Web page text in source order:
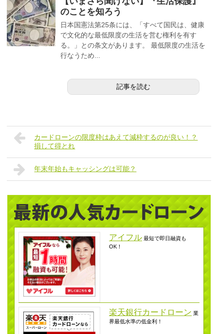
のことを知ろう
日本国憲法第25条には、「すべて国民は、健康
で文化的な最低限度の生活を営む権利を有す
る。」との条文があります。 最低限度の生活を
行なうため...
記事を読む
カードローンの限度枠はあえて減枠するのが良い！？
損して得とれ
年末年始もキャッシングは可能？
アイフル 最短で即日融資も
OK！
楽天銀行カードローン 業
界最低水準の低金利！